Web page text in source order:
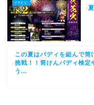
この夏はバディを組んで筒
挑戦！！筒けんバディ検定
う...